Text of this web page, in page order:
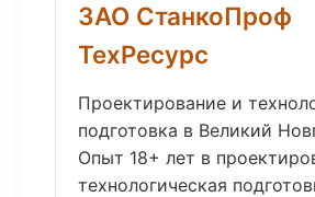
ЗАО СтанкоПроф
ТехРесурс
Проектирование и
подготовка в Великий
Опыт 18+ лет в
технологическая